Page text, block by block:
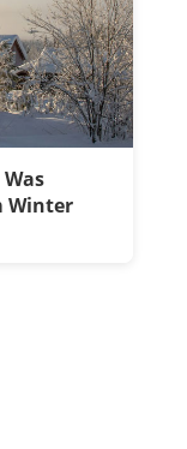
Winter